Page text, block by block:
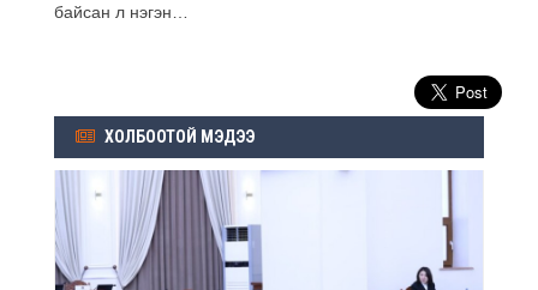
байсан л нэгэн…
ХОЛБООТОЙ МЭДЭЭ